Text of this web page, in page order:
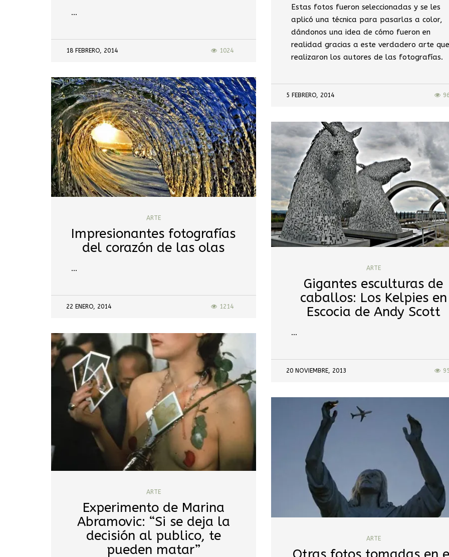
…
18 FEBRERO, 2014 1024
Estas fotos fueron seleccionadas y se les
aplicó una técnica para pasarlas a color,
dándonos una idea de cómo fueron en
realidad gracias a este verdadero arte que
realizaron los autores de las fotografías.
5 FEBRERO, 2014
ARTE
Impresionantes fotografías
del corazón de las olas
…
22 ENERO, 2014 1214
ARTE
Gigantes esculturas de
caballos: Los Kelpies en
Escocia de Andy Scott
…
20 NOVIEMBRE, 2013
ARTE
Experimento de Marina
Abramovic: “Si se deja la
decisión al publico, te
pueden matar”
ARTE